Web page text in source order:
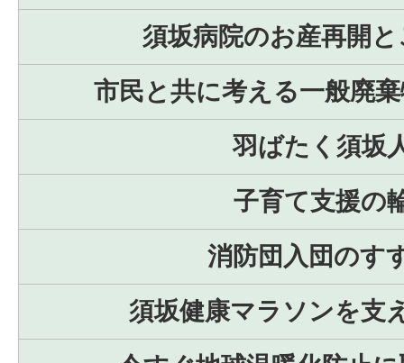
須坂病院のお産再開
市民と共に考える一般廃
羽ばたく須坂
子育て支援の
消防団入団のす
須坂健康マラソンを支